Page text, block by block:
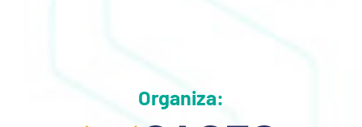
Organiza: